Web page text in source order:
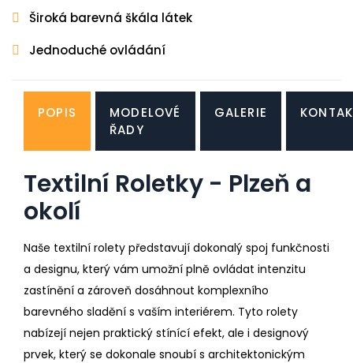
Široká barevná škála látek
Jednoduché ovládání
POPIS
MODELOVÉ
ŘADY
GALERIE
Textilní Roletky - Plzeň a
okolí
Naše textilní rolety představují dokonalý spoj funkčnosti
a designu, který vám umožní plně ovládat intenzitu
zastínění a zároveň dosáhnout komplexního
barevného sladění s vaším interiérem. Tyto rolety
nabízejí nejen praktický stínící efekt, ale i designový
prvek, který se dokonale snoubí s architektonickým